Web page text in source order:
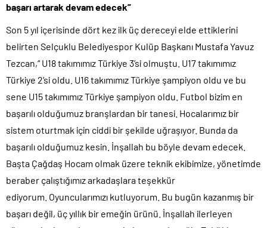
başarı artarak devam edecek”
Son 5 yıl içerisinde dört kez ilk üç dereceyi elde ettiklerini
belirten Selçuklu Belediyespor Kulüp Başkanı Mustafa Yavuz
Tezcan,“ U18 takımımız Türkiye 3’si olmuştu. U17 takımımız
Türkiye 2’si oldu. U16 takımımız Türkiye şampiyon oldu ve bu
sene U15 takımımız Türkiye şampiyon oldu. Futbol bizim en
başarılı olduğumuz branşlardan bir tanesi. Hocalarımız bir
sistem oturtmak için ciddi bir şekilde uğraşıyor. Bunda da
başarılı olduğumuz kesin. İnşallah bu böyle devam edecek.
Başta Çağdaş Hocam olmak üzere teknik ekibimize, yönetimde
beraber çalıştığımız arkadaşlara teşekkür
ediyorum. Oyuncularımızı kutluyorum. Bu bugün kazanmış bir
başarı değil, üç yıllık bir emeğin ürünü. İnşallah ilerleyen